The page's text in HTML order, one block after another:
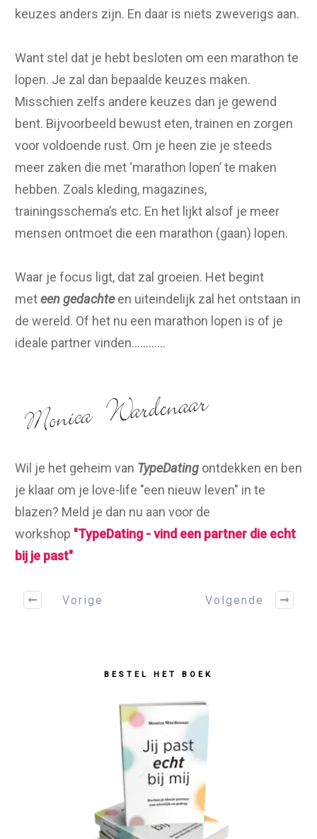
keuzes anders zijn. En daar is niets zweverigs aan.
Want stel dat je hebt besloten om een marathon te
lopen. Je zal dan bepaalde keuzes maken.
Misschien zelfs andere keuzes dan je gewend
bent. Bijvoorbeeld bewust eten, trainen en zorgen
voor voldoende rust. Om je heen zie je steeds
meer zaken die met ‘marathon lopen’ te maken
hebben. Zoals kleding, magazines,
trainingsschema’s etc. En het lijkt alsof je meer
mensen ontmoet die een marathon (gaan) lopen.
Waar je focus ligt, dat zal groeien. Het begint
meteen gedachte en uiteindelijk zal het ontstaan in
de wereld. Of het nu een marathon lopen is of je
ideale partner vinden…………
Wil je het geheim van TypeDating ontdekken en ben
je klaar om je love-life "een nieuw leven" in te
blazen? Meld je dan nu aan voor de
workshop "TypeDating - vind een partner die echt
bij je past"
Vorige Volgende
BESTEL HET BOEK